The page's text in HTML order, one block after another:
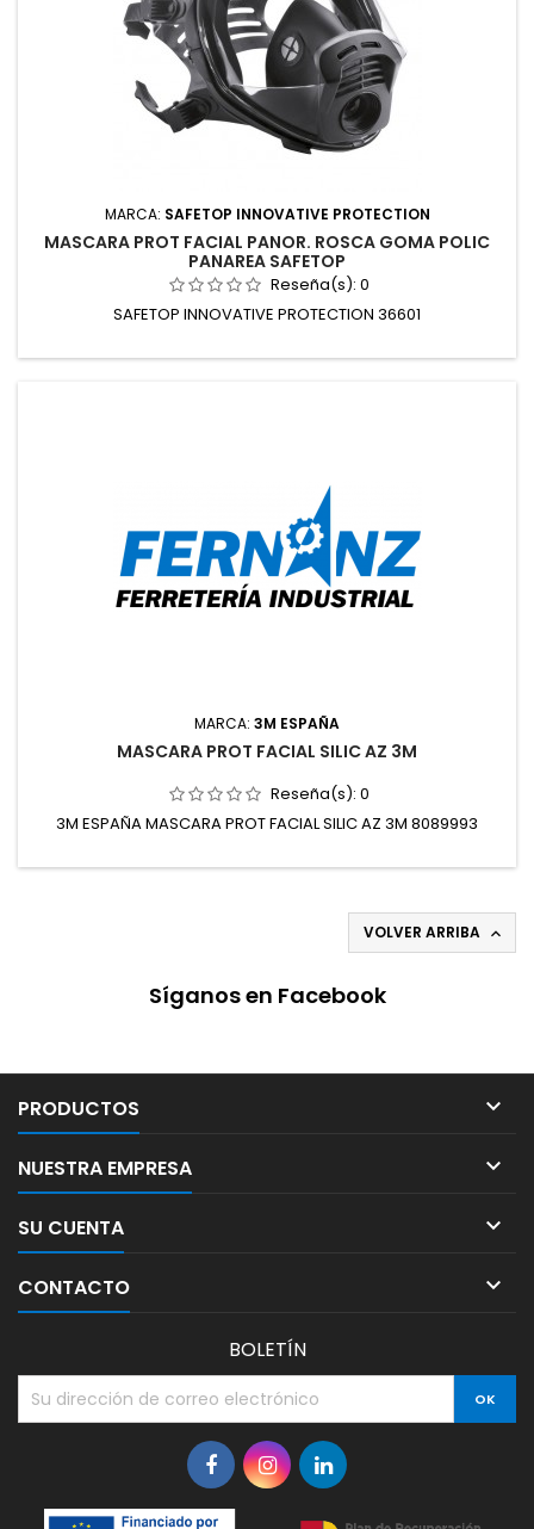
MARCA: SAFETOP INNOVATIVE PROTECTION
MASCARA PROT FACIAL PANOR. ROSCA GOMA POLIC
PANAREA SAFETOP
Reseña(s): 0
SAFETOP INNOVATIVE PROTECTION 36601
MARCA: 3M ESPAÑA
MASCARA PROT FACIAL SILIC AZ 3M
Reseña(s): 0
3M ESPAÑA MASCARA PROT FACIAL SILIC AZ 3M 8089993
VOLVER ARRIBA 
Síganos en Facebook
PRODUCTOS 
NUESTRA EMPRESA 
SU CUENTA 
CONTACTO 
BOLETÍN